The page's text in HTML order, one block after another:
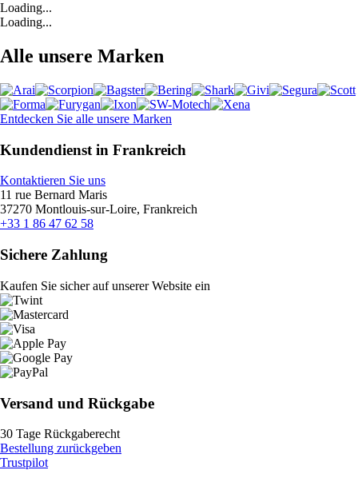
Loading...
Loading...
Alle unsere Marken
Entdecken Sie alle unsere Marken
Kundendienst in Frankreich
Kontaktieren Sie uns
11 rue Bernard Maris
37270 Montlouis-sur-Loire, Frankreich
+33 1 86 47 62 58
Sichere Zahlung
Kaufen Sie sicher auf unserer Website ein
Versand und Rückgabe
30 Tage Rückgaberecht
Bestellung zurückgeben
Trustpilot